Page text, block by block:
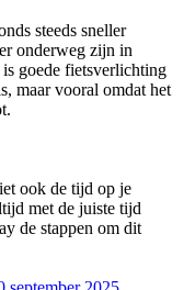
steeds sneller
onderweg zijn in
goede fietsverlichting
maar vooral omdat het
ook de tijd op je
met de juiste tijd
de stappen om dit